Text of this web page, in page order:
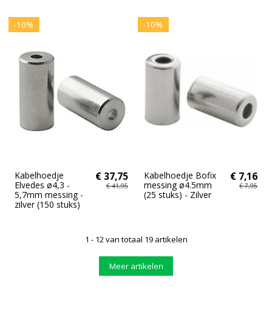
-10%
Kabelhoedje
Elvedes ø4,3 -
5,7mm messing -
zilver (150 stuks)
€ 37,75
€ 41,95
-10%
Kabelhoedje Bofix
messing ø4.5mm
(25 stuks) - Zilver
€ 7,16
€ 7,95
1 - 12 van totaal 19 artikelen
Meer artikelen